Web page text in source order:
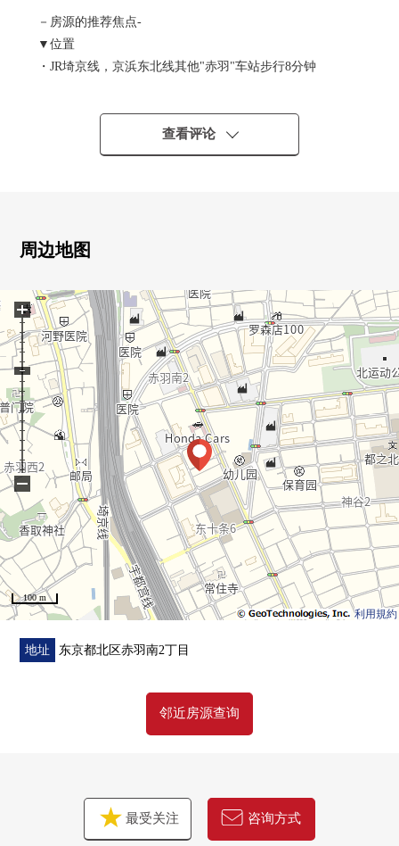
－房源的推荐焦点-
▼位置
・JR埼京线，京浜东北线其他"赤羽"车站步行8分钟
・东京地铁南北线"赤羽岩渊"车站步行16分钟
・可以几个3车站路线使用的便利性的高的位置
・北区立都的北学校学区内
・智能快递柜
・可饲养宠物（有规定）
▼房间的特徴
・2LDK(实际使用面积53.86平米)
・东北、西北的边角房
・通风为2面阳台良好
・无效的架子设计
▼设备
・与家族的会话兴奋起来的开放式厨房
・洗碗机，垃圾处理器，1具净水器型栓
・浴室暖气干燥功能
・全居室收纳有
■ 在找想要的家方面给予帮助的━━━━━・・・
房源的详细、需讨论是如有意向，请跟我们联系。
查看评论
周边地图
利用規約
100 m
+
−
地址 东京都北区赤羽南2丁目
邻近房源查询
最受关注 咨询方式